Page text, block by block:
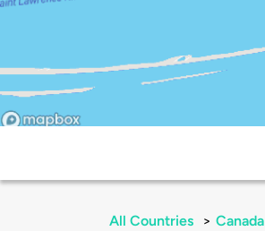
All Countries > Canada